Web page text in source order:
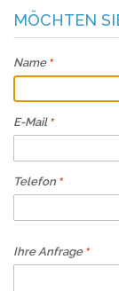
MÖCHTEN
Name
E-Mail
Telefon
Ihre Anfrage